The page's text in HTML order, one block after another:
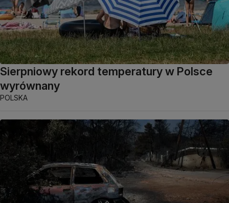
Sierpniowy rekord temperatury w Polsce
wyrównany
POLSKA